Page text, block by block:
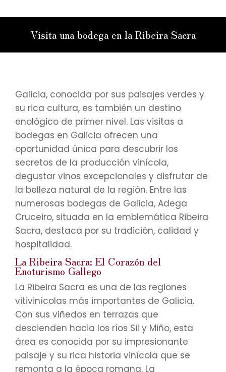
Visita una bodega en la Ribeira Sacra
Galicia, conocida por sus paisajes verdes y
su rica cultura, es también un destino
enológico de primer nivel. Las visitas a
bodegas en Galicia ofrecen una
oportunidad única para descubrir los
secretos de la producción vinícola,
degustar vinos excepcionales y disfrutar de
la belleza natural de la región. Entre las
numerosas bodegas de Galicia, Adega
Cruceiro, situada en la emblemática Ribeira
Sacra, destaca por su tradición, calidad y
hospitalidad.
La Ribeira Sacra: El Corazón del
Enoturismo Gallego
La Ribeira Sacra es una de las regiones
vitivinícolas más importantes de Galicia.
Con sus viñedos en terrazas que
descienden hacia los ríos Sil y Miño, esta
área es conocida por su impresionante
paisaje y su rica historia vinícola que se
remonta a la época romana. La